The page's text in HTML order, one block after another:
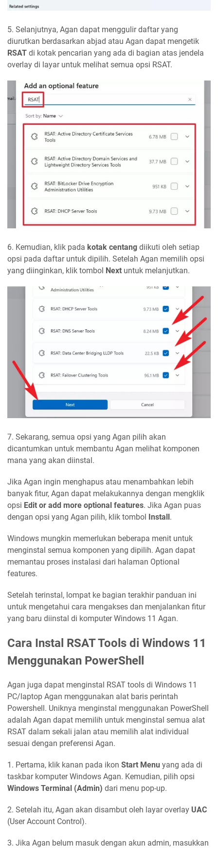
5. Selanjutnya, Agan dapat menggulir daftar yang
diurutkan berdasarkan abjad atau Agan dapat mengetik
RSAT di kotak pencarian yang ada di bagian atas jendela
overlay di layar untuk melihat semua opsi RSAT.
6. Kemudian, klik pada kotak centang diikuti oleh setiap
opsi pada daftar untuk dipilih. Setelah Agan memilih opsi
yang diinginkan, klik tombol Next untuk melanjutkan.
7. Sekarang, semua opsi yang Agan pilih akan
dicantumkan untuk membantu Agan melihat komponen
mana yang akan diinstal.
Jika Agan ingin menghapus atau menambahkan lebih
banyak fitur, Agan dapat melakukannya dengan mengklik
opsi Edit or add more optional features. Jika Agan puas
dengan opsi yang Agan pilih, klik tombol Install.
Windows mungkin memerlukan beberapa menit untuk
menginstal semua komponen yang dipilih. Agan dapat
memantau proses instalasi dari halaman Optional
features.
Setelah terinstal, lompat ke bagian terakhir panduan ini
untuk mengetahui cara mengakses dan menjalankan fitur
yang baru diinstal di komputer Windows 11 Agan.
Cara Instal RSAT Tools di Windows 11
Menggunakan PowerShell
Agan juga dapat menginstal RSAT tools di Windows 11
PC/laptop Agan menggunakan alat baris perintah
Powershell. Uniknya menginstal menggunakan PowerShell
adalah Agan dapat memilih untuk menginstal semua alat
RSAT dalam sekali jalan atau memilih alat individual
sesuai dengan preferensi Agan.
1. Pertama, klik kanan pada ikon Start Menu yang ada di
taskbar komputer Windows Agan. Kemudian, pilih opsi
Windows Terminal (Admin) dari menu pop-up.
2. Setelah itu, Agan akan disambut oleh layar overlay UAC
(User Account Control).
3. Jika Agan belum masuk dengan akun admin, masukkan